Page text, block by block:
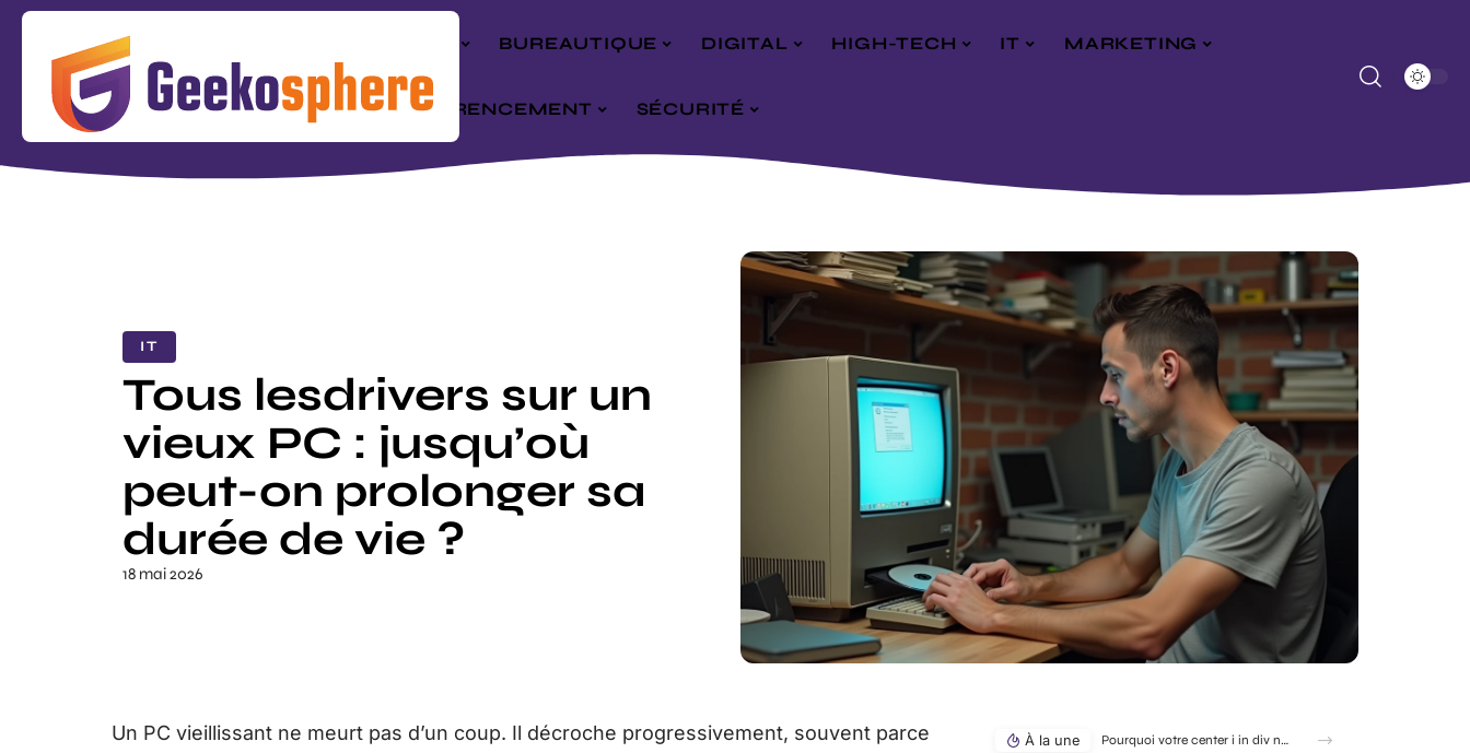
BUREAUTIQUE DIGITAL HIGH-TECH IT MARKETING
RÉFÉRENCEMENT SÉCURITÉ
IT
Tous lesdrivers sur un
vieux PC : jusqu’où
peut-on prolonger sa
durée de vie ?
18 mai 2026
Un PC vieillissant ne meurt pas d’un coup. Il décroche progressivement, souvent parce
À la une